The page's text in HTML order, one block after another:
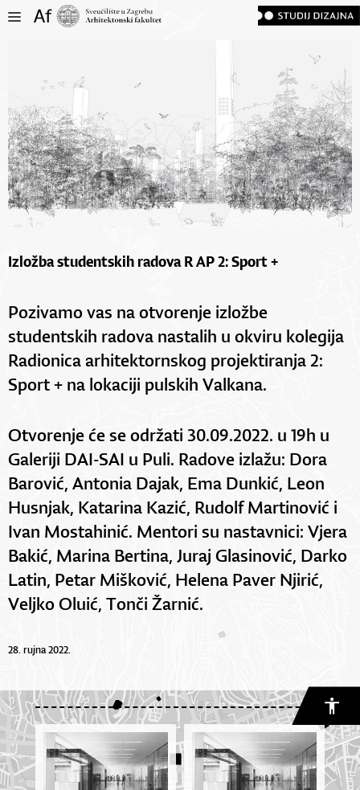
Izložba studentskih radova R AP 2: Sport +
Pozivamo vas na otvorenje izložbe
studentskih radova nastalih u okviru kolegija
Radionica arhitektornskog projektiranja 2:
Sport + na lokaciji pulskih Valkana.
Otvorenje će se održati 30.09.2022. u 19h u
Galeriji DAI-SAI u Puli. Radove izlažu: Dora
Barović, Antonia Dajak, Ema Dunkić, Leon
Husnjak, Katarina Kazić, Rudolf Martinović i
Ivan Mostahinić. Mentori su nastavnici: Vjera
Bakić, Marina Bertina, Juraj Glasinović, Darko
Latin, Petar Mišković, Helena Paver Njirić,
Veljko Oluić, Tonči Žarnić.
28. rujna 2022.